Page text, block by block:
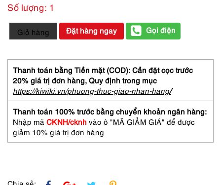
Số lượng: 1
3141-
DIOR
EDT
10ml-
Nước
hoa
nữ-
Đã
sử
dụng
số
Giỏ hàng Đặt hàng ngay Gọi điện
Thanh toán bằng Tiền mặt (COD): Cần đặt cọc trước
20% giá trị đơn hàng, Quy định trong mục
https://kiwiki.vn/phuong-thuc-giao-nhan-hang/
Thanh toán 100% trước bằng chuyển khoản ngân hàng:
Nhập mã CKNH/cknh vào ô "MÃ GIẢM GIÁ" để được
giảm 10% giá trị đơn hàng
Chia sẻ: